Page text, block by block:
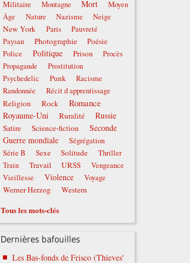
Militaire
Montagne Mort
Moyen
Âge
Nature Nazisme Neige
New York Paris
Pauvreté
Paysan
Photographie Poésie
Police Politique Prison
Procès
Propagande
Prostitution
Psychedelic
Punk
Racisme
Randonnée
Récit d apprentissage
Religion Rock Romance
Royaume-Uni Ruralité Russie
Satire Science-fiction
Seconde
Guerre mondiale
Ségrégation
Série B
Sexe Solitude
Thriller
Train
Travail URSS
Vengeance
Vieillesse
Violence Voyage
Werner Herzog Western
Tous les mots-clés
Dernières bafouilles
Les Bas-fonds de Frisco (Thieves'